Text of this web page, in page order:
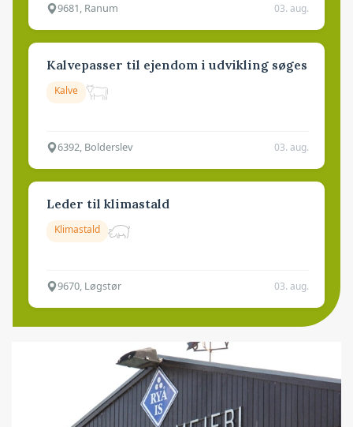
9681, Ranum 03. aug.
Kalvepasser til ejendom i udvikling søges
Kalve
6392, Bolderslev 03. aug.
Leder til klimastald
Klimastald
9670, Løgstør 03. aug.